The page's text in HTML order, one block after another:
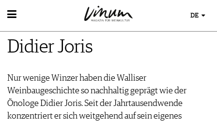
WEIN
WEINSUCHE
WINZER
WEINE DES MONATS
TRINKREIFETABELLE
UNIQUE WINERIES
WEINWISSEN
WEINLEXIKON
WEINGESCHICHTE
WEINLAGERUNG
INFOGRAFIKEN
EVENTS
EVENTKALENDER
AWARDS
EVENT-BILDER
ESSEN & TRINKEN
FOOD PAIRING TIPPS
MAGAZIN
DE
Didier Joris
Nur wenige Winzer haben die Walliser
Weinbaugeschichte so nachhaltig geprägt wie der
Önologe Didier Joris. Seit der Jahrtausendwende
konzentriert er sich weitgehend auf sein eigenes